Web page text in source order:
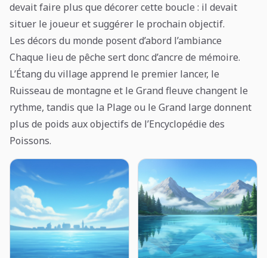
devait faire plus que décorer cette boucle : il devait
situer le joueur et suggérer le prochain objectif.
Les décors du monde posent d’abord l’ambiance
Chaque lieu de pêche sert donc d’ancre de mémoire.
L’Étang du village apprend le premier lancer, le
Ruisseau de montagne et le Grand fleuve changent le
rythme, tandis que la Plage ou le Grand large donnent
plus de poids aux objectifs de l’Encyclopédie des
Poissons.